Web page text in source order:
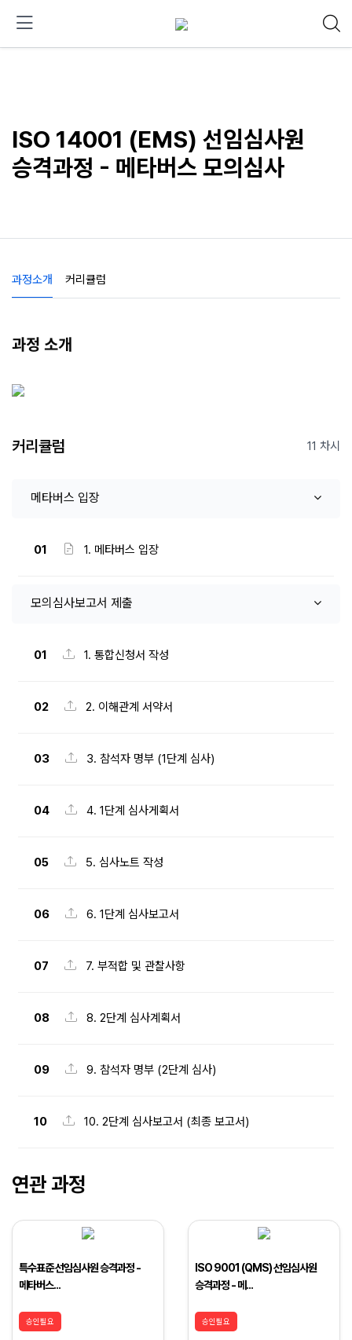
ISO 14001 (EMS) 선임심사원
승격과정 - 메타버스 모의심사
과정소개 커리큘럼
과정 소개
커리큘럼 11 차시
메타버스 입장
01 1. 메타버스 입장
모의심사보고서 제출
01 1. 통합신청서 작성
02 2. 이해관계 서약서
03 3. 참석자 명부 (1단계 심사)
04 4. 1단계 심사게획서
05 5. 심사노트 작성
06 6. 1단계 심사보고서
07 7. 부적합 및 관찰사항
08 8. 2단계 심사계획서
09 9. 참석자 명부 (2단계 심사)
10 10. 2단계 심사보고서 (최종 보고서)
연관 과정
특수표준 선임심사원 승격과정 -
메타버스...
승인필요
ISO 9001 (QMS) 선임심사원
승격과정 - 메...
승인필요